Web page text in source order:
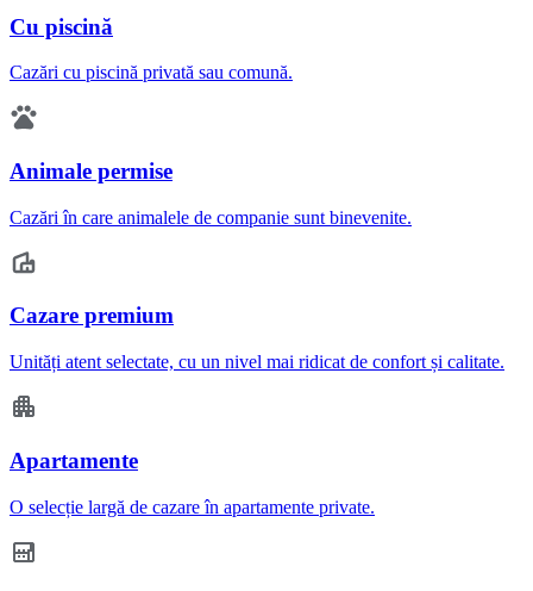
Cu piscină
Cazări cu piscină privată sau comună.
Animale permise
Cazări în care animalele de companie sunt binevenite.
Cazare premium
Unități atent selectate, cu un nivel mai ridicat de confort și calitate.
Apartamente
O selecție largă de cazare în apartamente private.